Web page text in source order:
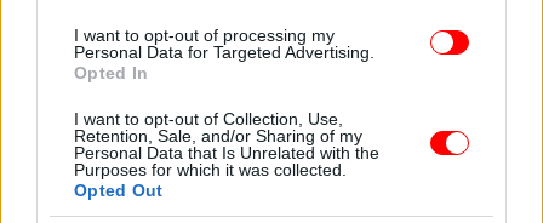
I want to opt-out of processing my
Personal Data for Targeted Advertising.
Opted In
I want to opt-out of Collection, Use,
Retention, Sale, and/or Sharing of my
Personal Data that Is Unrelated with the
Purposes for which it was collected.
Opted Out